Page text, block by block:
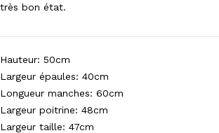
très bon état.
Hauteur: 50cm
Largeur épaules: 40cm
Longueur manches: 60cm
Largeur poitrine: 48cm
Largeur taille: 47cm